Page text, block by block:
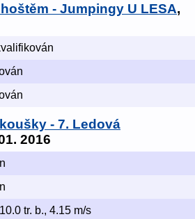
- Jumpingy U LESA,
- 7. Ledová
2016
tr. b., 4.15 m/s